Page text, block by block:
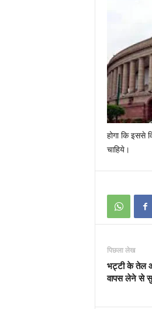
होगा कि इससे
चाहिये।
पिछला लेख
भट्टी के तेल
वापस लेने से